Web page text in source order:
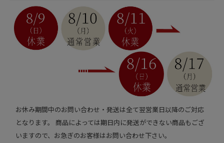
お休み期間中のお問い合わせ・発送は全て翌営業日以降のご対応
となります。 商品によっては期日内に発送ができない商品もござ
いますので、お急ぎのお客様はお問い合わせ下さい。